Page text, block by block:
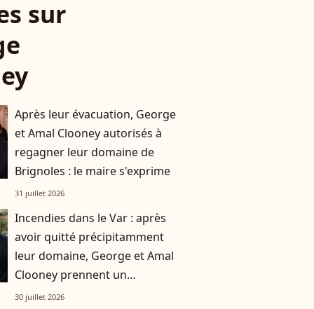
sur
Après leur évacuation, George
et Amal Clooney autorisés à
regagner leur domaine de
Brignoles : le maire s'exprime
31 juillet 2026
Incendies dans le Var : après
avoir quitté précipitamment
leur domaine, George et Amal
Clooney prennent un
engagement fort envers
30 juillet 2026